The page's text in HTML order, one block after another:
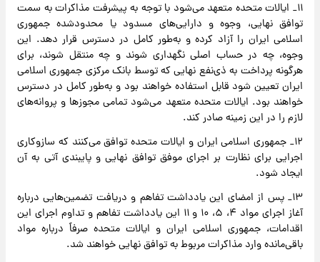
۱۱_ ایالات متحده متعهد می‌شود با توجه به پیشرفت مذاکرات به سمت
توافق نهایی، وجوه و دارایی‌های مسدود یا محدودشده جمهوری
اسلامی ایران را آزاد کرده و به‌طور کامل در دسترس قرار دهد. این
وجوه، چه در حساب اصلی نگهداری شوند و چه منتقل شوند، برای
هرگونه پرداخت به ذی‌نفع نهایی که توسط بانک مرکزی جمهوری اسلامی
ایران تعیین شود قابل استفاده خواهند بود و به‌طور کامل در دسترس
خواهند بود. ایالات متحده متعهد می‌شود تمامی مجوز‌ها و پروانه‌های
لازم را در این زمینه صادر کند.
۱۲_ جمهوری اسلامی ایران و ایالات متحده توافق می‌کنند که سازوکاری
اجرایی برای نظارت بر اجرای موفق توافق نهایی و پایبندی آتی به آن
ایجاد شود.
۱۳_ پس از امضای این یادداشت تفاهم و دریافت تضمین‌هایی درباره
آغاز اجرای مواد ۴، ۵، ۱۰ و ۱۱ این یادداشت تفاهم و تداوم اجرای این
اقدامات، جمهوری اسلامی ایران و ایالات متحده صرفاً درباره مواد
باقی‌مانده وارد مذاکرات مربوط به توافق نهایی خواهند شد.